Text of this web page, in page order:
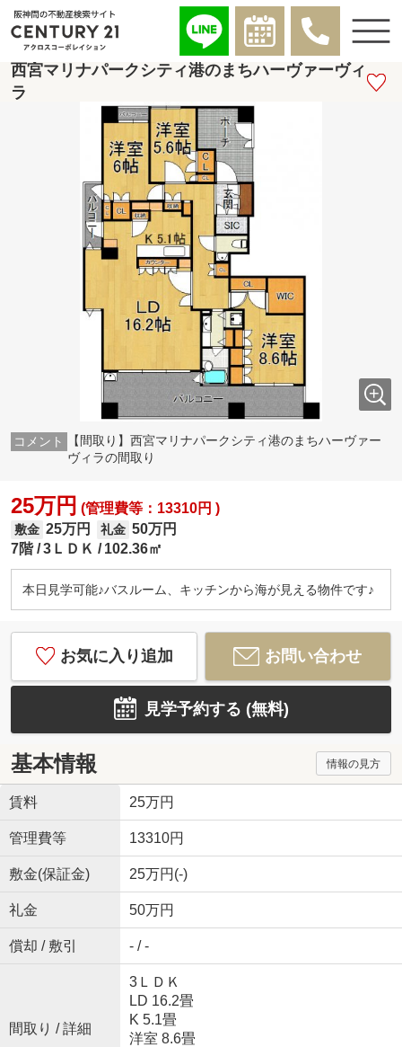
西宮マリナパークシティ港のまちハーヴァーヴィ
ラ
【間取り】西宮マリナパークシティ港のまちハーヴァー
ヴィラの間取り
25万円 (管理費等：13310円 )
敷金 25万円 礼金 50万円
7階 3ＬＤＫ 102.36㎡
本日見学可能♪バスルーム、キッチンから海が見える物件です♪
お気に入り追加 お問い合わせ
見学予約する (無料)
基本情報 情報の見方
賃料 25万円
管理費等 13310円
敷金(保証金) 25万円(-)
礼金 50万円
償却 / 敷引 - / -
間取り / 詳細
3ＬＤＫ
LD 16.2畳
K 5.1畳
洋室 8.6畳